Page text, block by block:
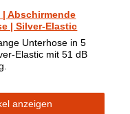
| Abschirmende
| Silver-Elastic
Unterhose in 5
Elastic mit 51 dB
anzeigen